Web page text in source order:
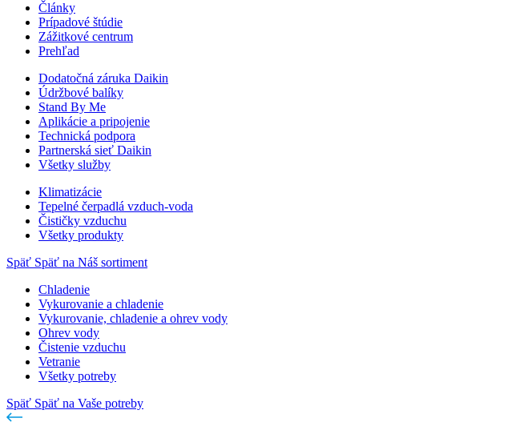
Články
Prípadové štúdie
Zážitkové centrum
Prehľad
Dodatočná záruka Daikin
Údržbové balíky
Stand By Me
Aplikácie a pripojenie
Technická podpora
Partnerská sieť Daikin
Všetky služby
Klimatizácie
Tepelné čerpadlá vzduch-voda
Čističky vzduchu
Všetky produkty
Späť Späť na Náš sortiment
Chladenie
Vykurovanie a chladenie
Vykurovanie, chladenie a ohrev vody
Ohrev vody
Čistenie vzduchu
Vetranie
Všetky potreby
Späť Späť na Vaše potreby